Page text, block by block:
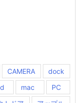
CAMERA
dock
mac
PC